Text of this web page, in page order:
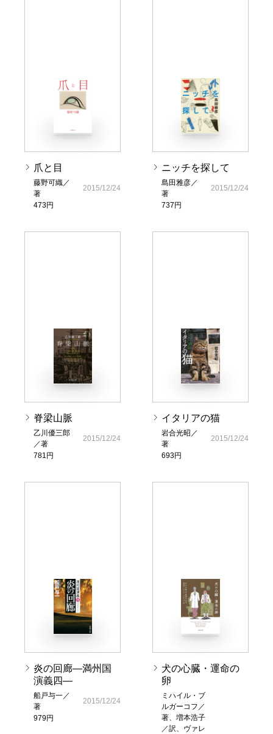
爪と目
藤野可織／
著
473円
2015/12/24
ニッチを探して
島田雅彦／
著
737円
2015/12/24
脊梁山脈
乙川優三郎
／著
781円
2015/12/24
イタリアの猫
岩合光昭／
著
693円
2015/12/24
炎の回廊―満州国
演義四―
船戸与一／
著
979円
2015/12/24
犬の心臓・運命の
卵
ミハイル・ブ
ルガーコフ／
著、増本浩子
／訳、ヴァレ